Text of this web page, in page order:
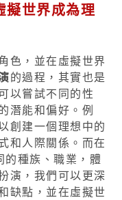
擬世界成為理
色，並在虛擬世界
的過程，其實也是
以嘗試不同的性
潛能和偏好。例
創建一個理想中的
和人際關係。而在
的種族、職業，體
演，我們可以更深
缺點，並在虛擬世